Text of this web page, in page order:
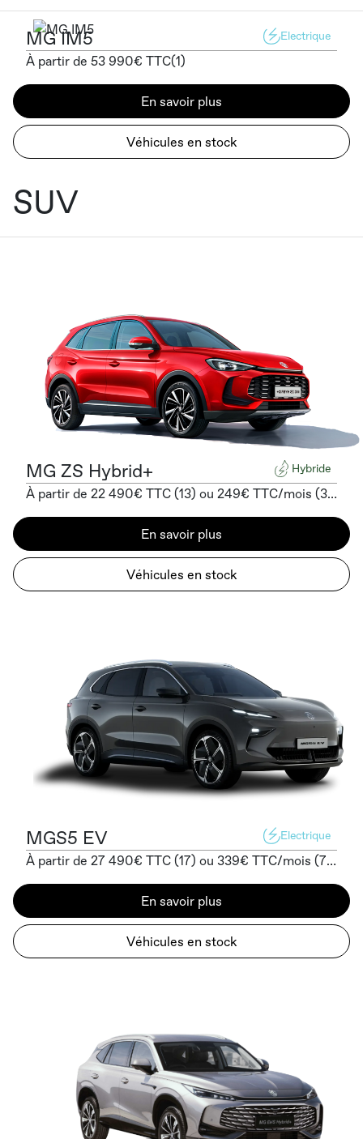
MG IM5 Electrique
À partir de 53 990€ TTC(1)
En savoir plus
Véhicules en stock
SUV
MG ZS Hybrid+ Hybride
À partir de 22 490€ TTC (13) ou 249€ TTC/mois (3) sans apport
En savoir plus
Véhicules en stock
MGS5 EV Electrique
À partir de 27 490€ TTC (17) ou 339€ TTC/mois (7) sans apport
En savoir plus
Véhicules en stock